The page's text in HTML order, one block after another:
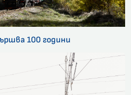
100 години